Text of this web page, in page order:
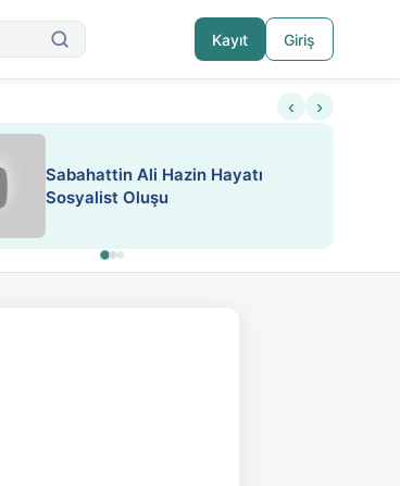
Kayıt Giriş
ESA 'da Sen de Paylaş
‹ ›
ATEŞ YAKMAK KONU ÖZET J.
LONDON